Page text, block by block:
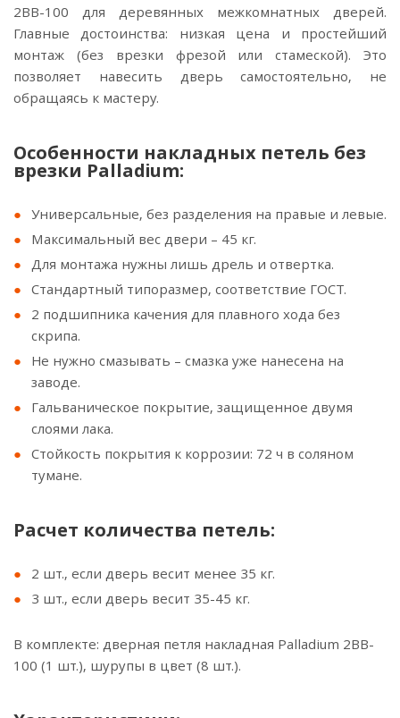
2BB-100 для деревянных межкомнатных дверей.
Главные достоинства: низкая цена и простейший
монтаж (без врезки фрезой или стамеской). Это
позволяет навесить дверь самостоятельно, не
обращаясь к мастеру.
Особенности накладных петель без
врезки Palladium:
Универсальные, без разделения на правые и левые.
Максимальный вес двери – 45 кг.
Для монтажа нужны лишь дрель и отвертка.
Стандартный типоразмер, соответствие ГОСТ.
2 подшипника качения для плавного хода без
скрипа.
Не нужно смазывать – смазка уже нанесена на
заводе.
Гальваническое покрытие, защищенное двумя
слоями лака.
Стойкость покрытия к коррозии: 72 ч в соляном
тумане.
Расчет количества петель:
2 шт., если дверь весит менее 35 кг.
3 шт., если дверь весит 35-45 кг.
В комплекте: дверная петля накладная Palladium 2BB-
100 (1 шт.), шурупы в цвет (8 шт.).